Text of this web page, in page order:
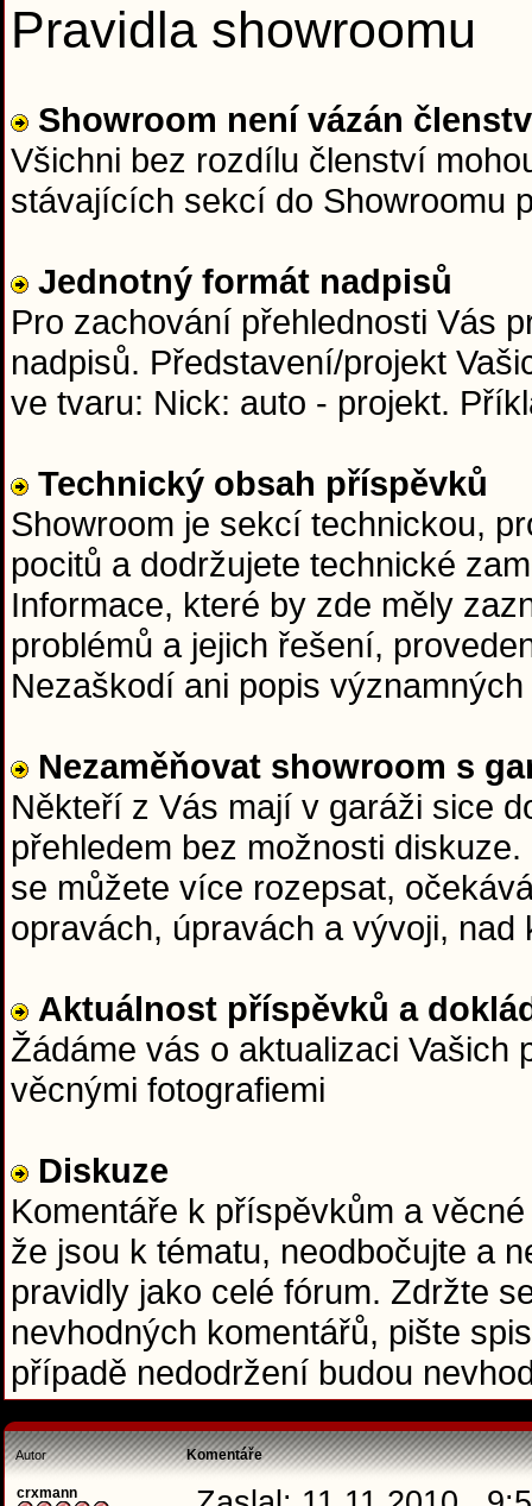
Pravidla showroomu
Showroom není vázán
Všichni bez rozdílu členství
stávajících sekcí do Showroomu
Jednotný formát nadpisů
Pro zachování přehlednosti Vás
nadpisů. Představení/projekt
ve tvaru: Nick: auto - projekt.
Technický obsah příspěvků
Showroom je sekcí technickou,
pocitů a dodržujete technické
Informace, které by zde měly
problémů a jejich řešení,
Nezaškodí ani popis
Nezaměňovat showroom s
Někteří z Vás mají v garáži sice
přehledem bez možnosti
se můžete více rozepsat,
opravách, úpravách a vývoji,
Aktuálnost příspěvků a
Žádáme vás o aktualizaci
věcnými fotografiemi
Diskuze
Komentáře k příspěvkům a
že jsou k tématu, neodbočujte a
pravidly jako celé fórum. Zdržte
nevhodných komentářů, pište
případě nedodržení budou
Autor Komentáře
crxmann